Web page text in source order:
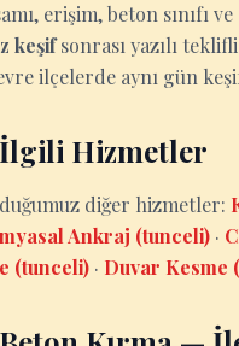
erişim, beton sınıfı
keşifsonrası yazılı
ilçelerde aynı gün
Hizmetler
diğer hizmetler:
Ankraj (tunceli) ·
(tunceli) · Duvar Kesme